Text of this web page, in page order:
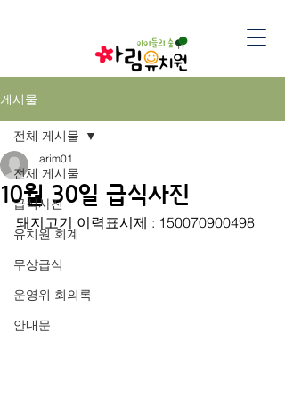
게시물
전체 게시물
급식사진
유치원 회계
무상급식
운영위 회의록
안내문
전체 게시물
10월 30일 급식사진
arim01
돼지고기 이력표시제 : 150070900498